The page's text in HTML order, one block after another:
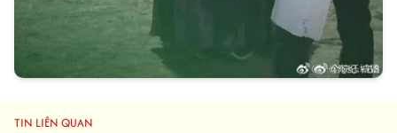
TIN LIÊN QUAN